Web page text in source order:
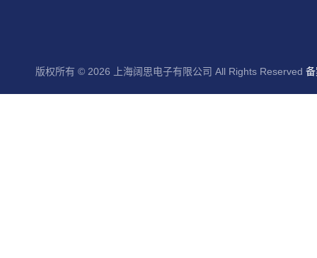
版权所有 © 2026 上海阔思电子有限公司 All Rights Reserved